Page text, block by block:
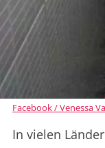
Facebook / Venessa
In vielen